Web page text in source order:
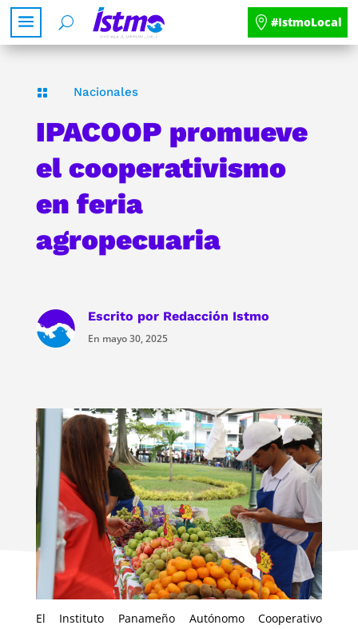
#IstmoLocal
 Nacionales
IPACOOP promueve
el cooperativismo
en feria
agropecuaria
Escrito por Redacción Istmo
En mayo 30, 2025
El Instituto Panameño Autónomo Cooperativo